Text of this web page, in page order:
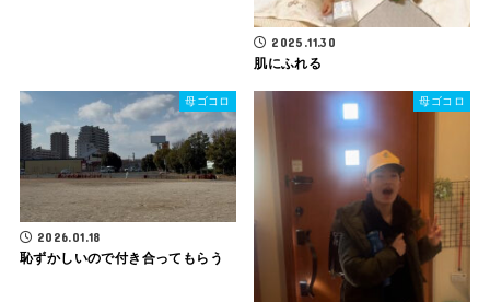
2025.11.30
肌にふれる
母ゴコロ
2026.01.18
恥ずかしいので付き合ってもらう
母ゴコロ